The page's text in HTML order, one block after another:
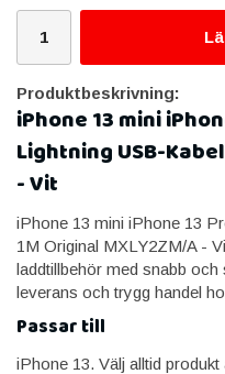
Produktbeskrivning:
iPhone 13 mini
Lightning USB-
- Vit
iPhone 13 mini iPhone 13
1M Original MXLY2ZM/A -
laddtillbehör med snabb och
leverans och trygg handel
Passar till
iPhone 13. Välj alltid